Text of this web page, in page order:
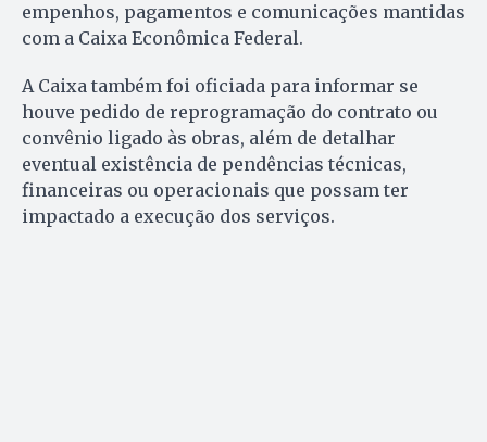
empenhos, pagamentos e comunicações mantidas
com a Caixa Econômica Federal.
A Caixa também foi oficiada para informar se
houve pedido de reprogramação do contrato ou
convênio ligado às obras, além de detalhar
eventual existência de pendências técnicas,
financeiras ou operacionais que possam ter
impactado a execução dos serviços.